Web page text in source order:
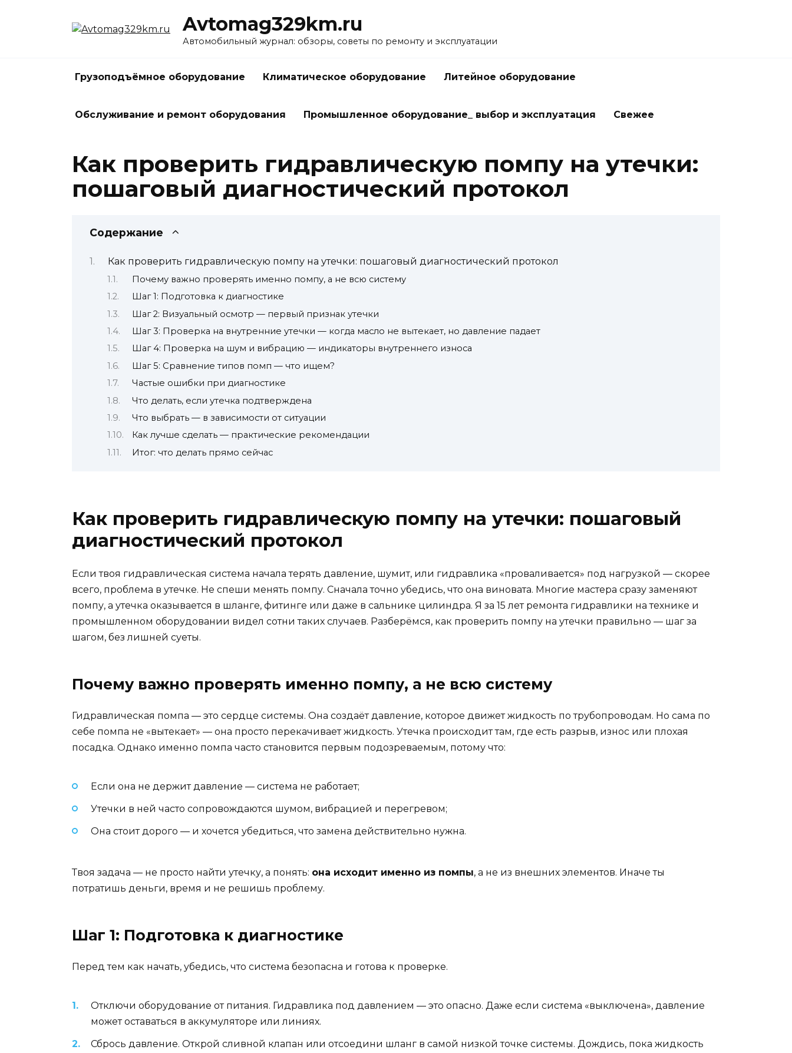
Avtomag329km.ru
Автомобильный журнал: обзоры, советы по ремонту и эксплуатации
Грузоподъёмное оборудование Климатическое оборудование Литейное оборудование
Обслуживание и ремонт оборудования Промышленное оборудование_ выбор и эксплуатация Свежее
Как проверить гидравлическую помпу на утечки:
пошаговый диагностический протокол
Содержание
Как проверить гидравлическую помпу на утечки: пошаговый диагностический протокол
Почему важно проверять именно помпу, а не всю систему
Шаг 1: Подготовка к диагностике
Шаг 2: Визуальный осмотр — первый признак утечки
Шаг 3: Проверка на внутренние утечки — когда масло не вытекает, но давление падает
Шаг 4: Проверка на шум и вибрацию — индикаторы внутреннего износа
Шаг 5: Сравнение типов помп — что ищем?
Частые ошибки при диагностике
Что делать, если утечка подтверждена
Что выбрать — в зависимости от ситуации
Как лучше сделать — практические рекомендации
Итог: что делать прямо сейчас
Как проверить гидравлическую помпу на утечки: пошаговый
диагностический протокол
Если твоя гидравлическая система начала терять давление, шумит, или гидравлика «проваливается» под нагрузкой — скорее
всего, проблема в утечке. Не спеши менять помпу. Сначала точно убедись, что она виновата. Многие мастера сразу заменяют
помпу, а утечка оказывается в шланге, фитинге или даже в сальнике цилиндра. Я за 15 лет ремонта гидравлики на технике и
промышленном оборудовании видел сотни таких случаев. Разберёмся, как проверить помпу на утечки правильно — шаг за
шагом, без лишней суеты.
Почему важно проверять именно помпу, а не всю систему
Гидравлическая помпа — это сердце системы. Она создаёт давление, которое движет жидкость по трубопроводам. Но сама по
себе помпа не «вытекает» — она просто перекачивает жидкость. Утечка происходит там, где есть разрыв, износ или плохая
посадка. Однако именно помпа часто становится первым подозреваемым, потому что:
Если она не держит давление — система не работает;
Утечки в ней часто сопровождаются шумом, вибрацией и перегревом;
Она стоит дорого — и хочется убедиться, что замена действительно нужна.
Твоя задача — не просто найти утечку, а понять: она исходит именно из помпы, а не из внешних элементов. Иначе ты
потратишь деньги, время и не решишь проблему.
Шаг 1: Подготовка к диагностике
Перед тем как начать, убедись, что система безопасна и готова к проверке.
Отключи оборудование от питания. Гидравлика под давлением — это опасно. Даже если система «выключена», давление
может оставаться в аккумуляторе или линиях.
Сбрось давление. Открой сливной клапан или отсоедини шланг в самой низкой точке системы. Дождись, пока жидкость